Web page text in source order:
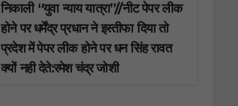
निकाली “युवा न्याय यात्रा”//नीट पेपर लीक
होने पर धर्मेंद्र प्रधान ने इस्तीफा दिया तो
प्रदेश में पेपर लीक होने पर धन सिंह रावत
क्यों नही देते:रमेश चंद्र जोशी